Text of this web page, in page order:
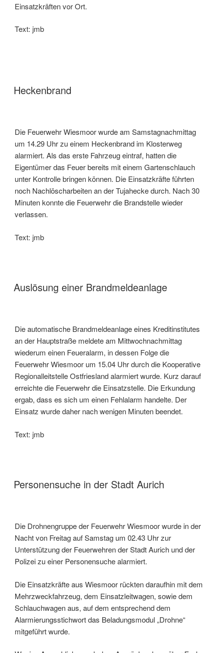
Einsatzkräften vor Ort.
Text: jmb
Heckenbrand
Die Feuerwehr Wiesmoor wurde am Samstagnachmittag
um 14.29 Uhr zu einem Heckenbrand im Klosterweg
alarmiert. Als das erste Fahrzeug eintraf, hatten die
Eigentümer das Feuer bereits mit einem Gartenschlauch
unter Kontrolle bringen können. Die Einsatzkräfte führten
noch Nachlöscharbeiten an der Tujahecke durch. Nach 30
Minuten konnte die Feuerwehr die Brandstelle wieder
verlassen.
Text: jmb
Auslösung einer Brandmeldeanlage
Die automatische Brandmeldeanlage eines Kreditinstitutes
an der Hauptstraße meldete am Mittwochnachmittag
wiederum einen Feueralarm, in dessen Folge die
Feuerwehr Wiesmoor um 15.04 Uhr durch die Kooperative
Regionalleitstelle Ostfriesland alarmiert wurde. Kurz darauf
erreichte die Feuerwehr die Einsatzstelle. Die Erkundung
ergab, dass es sich um einen Fehlalarm handelte. Der
Einsatz wurde daher nach wenigen Minuten beendet.
Text: jmb
Personensuche in der Stadt Aurich
Die Drohnengruppe der Feuerwehr Wiesmoor wurde in der
Nacht von Freitag auf Samstag um 02.43 Uhr zur
Unterstützung der Feuerwehren der Stadt Aurich und der
Polizei zu einer Personensuche alarmiert.
Die Einsatzkräfte aus Wiesmoor rückten daraufhin mit dem
Mehrzweckfahrzeug, dem Einsatzleitwagen, sowie dem
Schlauchwagen aus, auf dem entsprechend dem
Alarmierungsstichwort das Beladungsmodul „Drohne“
mitgeführt wurde.